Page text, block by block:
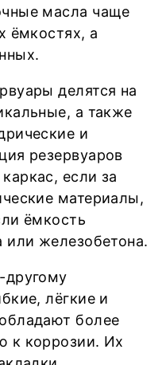
масла чаще
ёмкостях, а
делятся на
а также
и
резервуаров
если за
материалы,
ёмкость
или железобетона.
другому
лёгкие и
более
к коррозии. Их